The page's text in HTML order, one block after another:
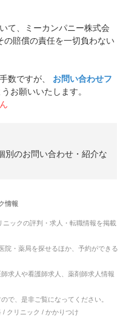
て、ミーカンパニー株式会
の賠償の責任を一切負わない
数ですが、
お問い合わせフ
お願いいたします。
別のお問い合わせ・紹介な
情報
ニックの評判・求人・転職情報を掲載
院・薬局を探せるほか、予約ができる
求人や看護師求人、薬剤師求人情報
で、是非ご覧になってください。
/ クリニック / かかりつけ